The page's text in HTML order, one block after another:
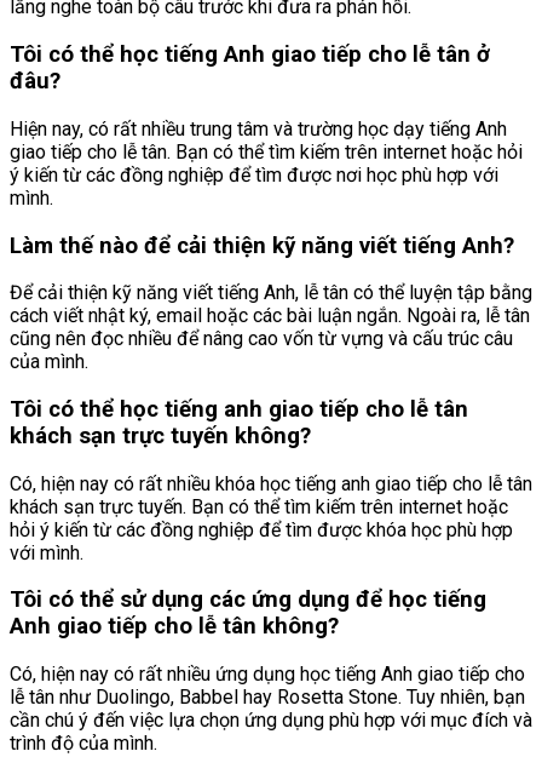
lắng nghe toàn bộ câu trước khi đưa ra phản hồi.
Tôi có thể học tiếng Anh giao tiếp cho lễ tân ở
đâu?
Hiện nay, có rất nhiều trung tâm và trường học dạy tiếng Anh
giao tiếp cho lễ tân. Bạn có thể tìm kiếm trên internet hoặc hỏi
ý kiến từ các đồng nghiệp để tìm được nơi học phù hợp với
mình.
Làm thế nào để cải thiện kỹ năng viết tiếng Anh?
Để cải thiện kỹ năng viết tiếng Anh, lễ tân có thể luyện tập bằng
cách viết nhật ký, email hoặc các bài luận ngắn. Ngoài ra, lễ tân
cũng nên đọc nhiều để nâng cao vốn từ vựng và cấu trúc câu
của mình.
Tôi có thể học tiếng anh giao tiếp cho lễ tân
khách sạn trực tuyến không?
Có, hiện nay có rất nhiều khóa học tiếng anh giao tiếp cho lễ tân
khách sạn trực tuyến. Bạn có thể tìm kiếm trên internet hoặc
hỏi ý kiến từ các đồng nghiệp để tìm được khóa học phù hợp
với mình.
Tôi có thể sử dụng các ứng dụng để học tiếng
Anh giao tiếp cho lễ tân không?
Có, hiện nay có rất nhiều ứng dụng học tiếng Anh giao tiếp cho
lễ tân như Duolingo, Babbel hay Rosetta Stone. Tuy nhiên, bạn
cần chú ý đến việc lựa chọn ứng dụng phù hợp với mục đích và
trình độ của mình.